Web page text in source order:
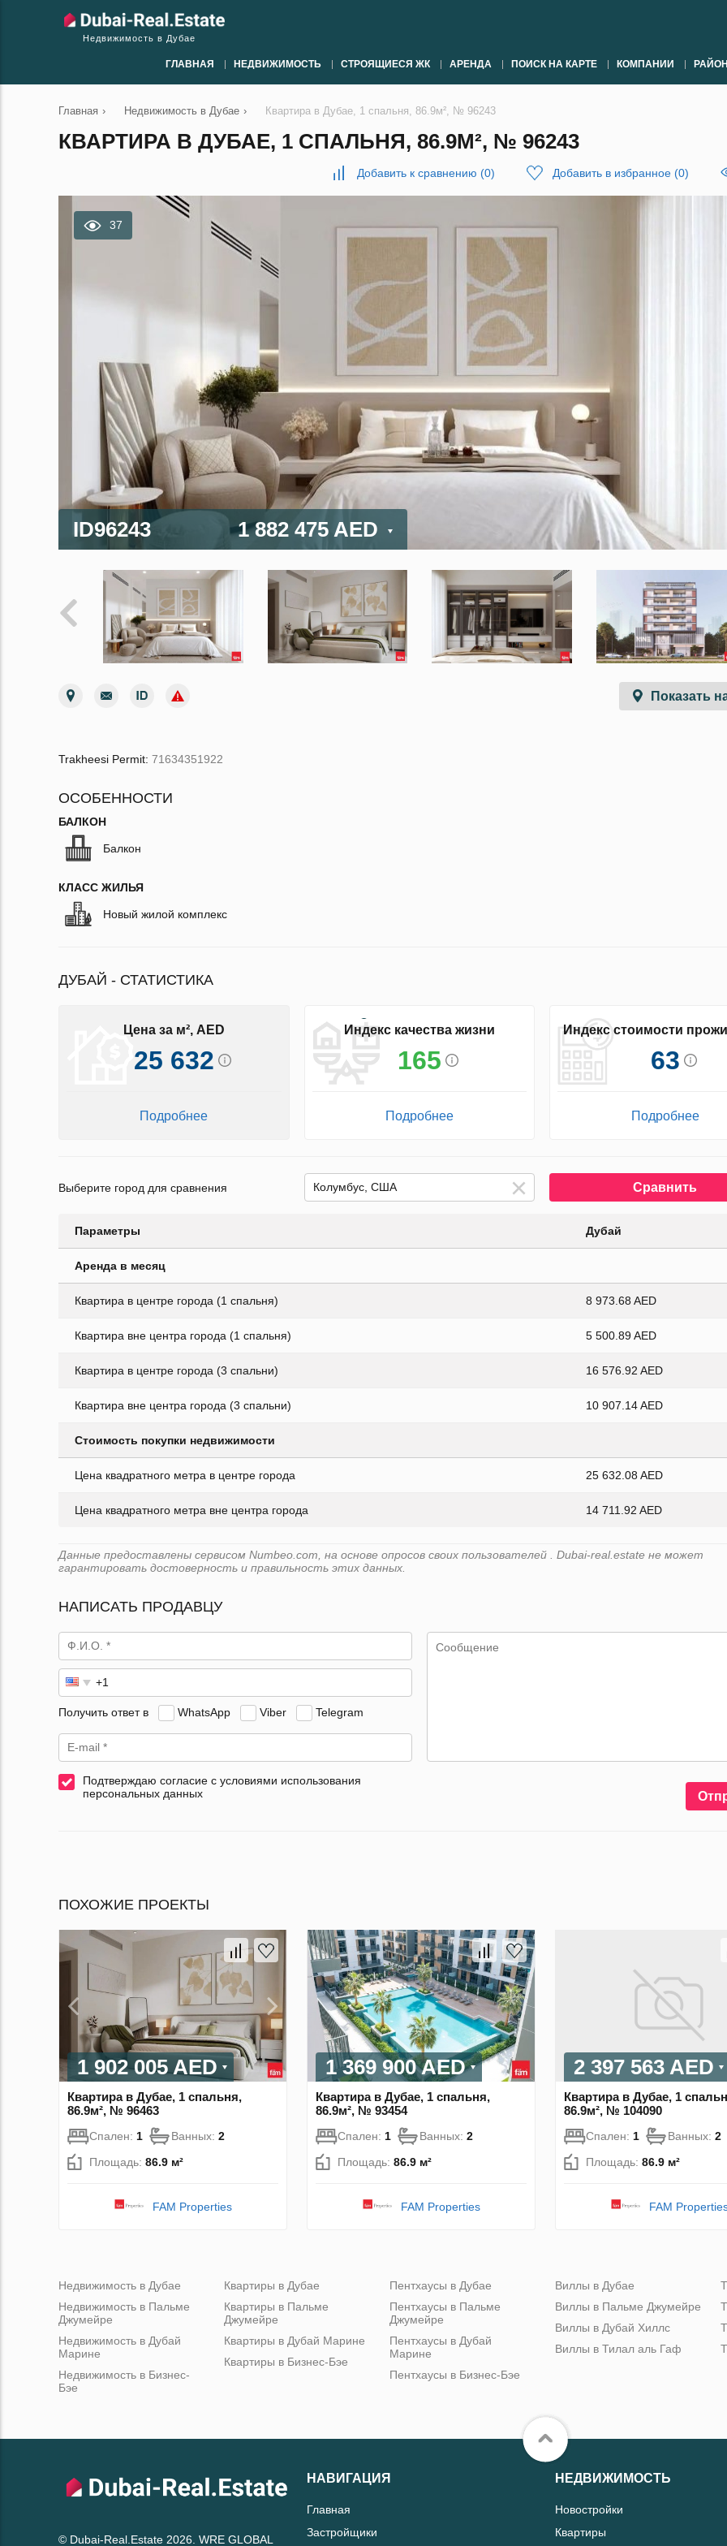
Недвижимость в Дубае
ГЛАВНАЯ НЕДВИЖИМОСТЬ СТРОЯЩИЕСЯ ЖК АРЕНДА ПОИСК НА КАРТЕ КОМПАНИИ
Главная › Недвижимость в Дубае › Квартира в Дубае, 1 спальня, 86.9м², № 96243
КВАРТИРА В ДУБАЕ, 1 СПАЛЬНЯ, 86.9М², № 96243
Добавить к сравнению (0) Добавить в избранное (0)
37
ID96243 1 882 475 AED
Показать
Trakheesi Permit: 71634351922
ОСОБЕННОСТИ
БАЛКОН
Балкон
КЛАСС ЖИЛЬЯ
Новый жилой комплекс
ДУБАЙ - СТАТИСТИКА
Цена за м², AED
25 632
Подробнее
Индекс качества жизни
165
Подробнее
Индекс стоимости
63
Подробнее
Выберите город для сравнения Сравнить
Параметры Дубай
Аренда в месяц
Квартира в центре города (1 спальня) 8 973.68 AED
Квартира вне центра города (1 спальня) 5 500.89 AED
Квартира в центре города (3 спальни) 16 576.92 AED
Квартира вне центра города (3 спальни) 10 907.14 AED
Стоимость покупки недвижимости
Цена квадратного метра в центре города 25 632.08 AED
Цена квадратного метра вне центра города 14 711.92 AED
Данные предоставлены сервисом Numbeo.com, на основе опросов своих пользователей . Dubai-real.estate не может
гарантировать достоверность и правильность этих данных.
НАПИСАТЬ ПРОДАВЦУ
Получить ответ в WhatsApp Viber Telegram
Подтверждаю согласие с условиями использования
персональных данных
ПОХОЖИЕ ПРОЕКТЫ
1 902 005 AED
Квартира в Дубае, 1 спальня,
86.9м², № 96463
Спален: 1 Ванных: 2
Площадь: 86.9 м²
FAM Properties
1 369 900 AED
Квартира в Дубае, 1 спальня,
86.9м², № 93454
Спален: 1 Ванных: 2
Площадь: 86.9 м²
FAM Properties
2 397 563 AED
Квартира в Дубае, 1
86.9м², № 104090
Спален: 1 Ванных: 2
Площадь: 86.9 м²
FAM
Недвижимость в Дубае
Недвижимость в Пальме
Джумейре
Недвижимость в Дубай
Марине
Недвижимость в Бизнес-
Бэе
Квартиры в Дубае
Квартиры в Пальме
Джумейре
Квартиры в Дубай Марине
Квартиры в Бизнес-Бэе
Пентхаусы в Дубае
Пентхаусы в Пальме
Джумейре
Пентхаусы в Дубай
Марине
Пентхаусы в Бизнес-Бэе
Виллы в Дубае
Виллы в Пальме Джумейре
Виллы в Дубай Хиллс
Виллы в Тилал аль Гаф
© Dubai-Real.Estate 2026. WRE GLOBAL
НАВИГАЦИЯ
Главная
Застройщики
НЕДВИЖИМОСТЬ
Новостройки
Квартиры